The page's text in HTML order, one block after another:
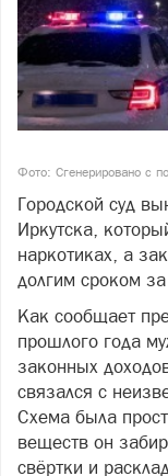
Фото: Сгенерировано с
Городской суд
Иркутска,
наркотиках, а
долгим сроком
Как сообщает
прошлого года
законных
связался с
Схема была
веществ он
свёртки и